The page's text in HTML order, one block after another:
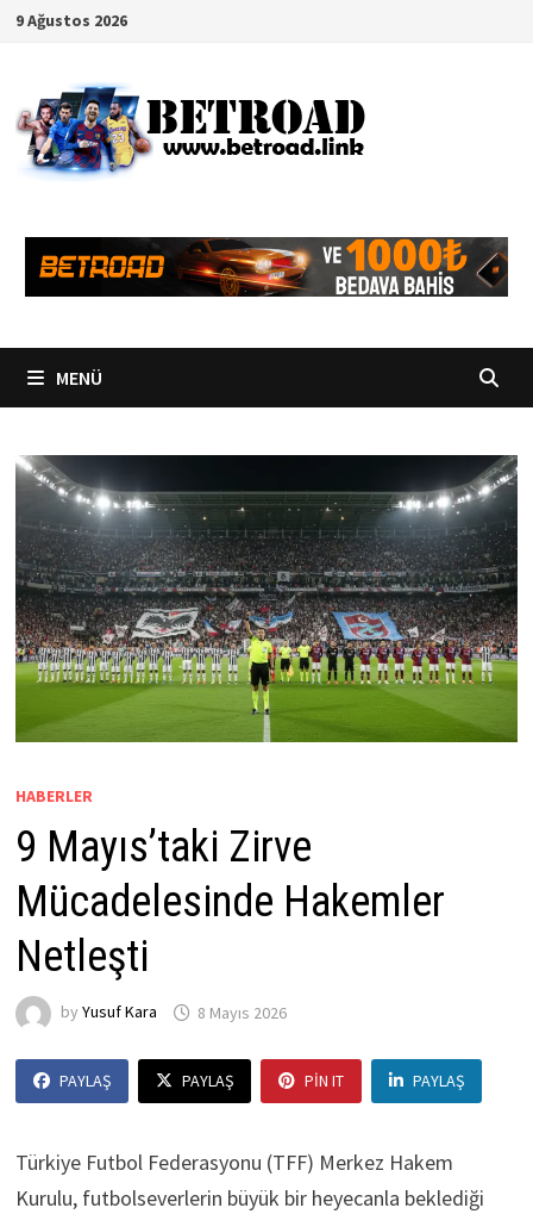
İçeriğe
9 Ağustos 2026
MENÜ
HABERLER
9 Mayıs’taki Zirve
Mücadelesinde Hakemler
Netleşti
by Yusuf Kara 8 Mayıs 2026
PAYLAŞ PAYLAŞ PIN IT PAYLAŞ
Türkiye Futbol Federasyonu (TFF) Merkez Hakem
Kurulu, futbolseverlerin büyük bir heyecanla beklediği